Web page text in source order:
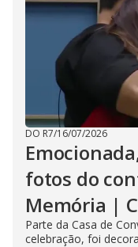
DO R7/16/07/2026
fotos do
Memória |
Parte da Casa de
celebração, foi